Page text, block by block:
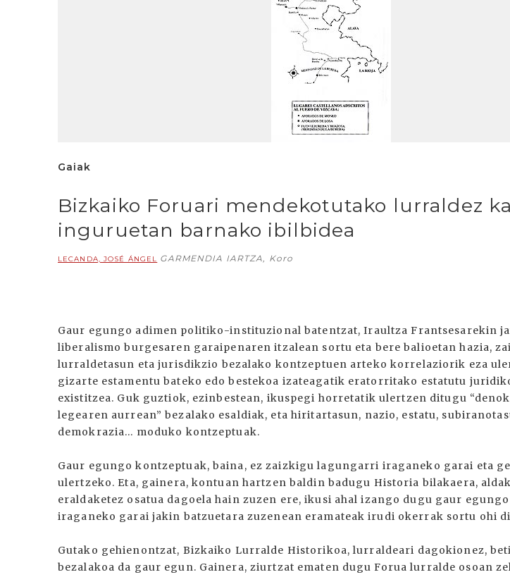
Gaiak
Bizkaiko Foruari mendekotutako lurraldez
inguruetan barnako ibilbidea
LECANDA, JOSÉ ÁNGEL GARMENDIA IARTZA, Koro
Gaur egungo adimen politiko-instituzional batentzat, Iraultza Frantsesarekin
liberalismo burgesaren garaipenaren itzalean sortu eta bere balioetan hazia,
lurraldetasun eta jurisdikzio bezalako kontzeptuen arteko korrelaziorik eza
gizarte estamentu bateko edo bestekoa izateagatik eratorritako estatutu
existitzea. Guk guztiok, ezinbestean, ikuspegi horretatik ulertzen ditugu
legearen aurrean” bezalako esaldiak, eta hiritartasun, nazio, estatu,
demokrazia... moduko kontzeptuak.
Gaur egungo kontzeptuak, baina, ez zaizkigu lagungarri iraganeko garai eta
ulertzeko. Eta, gainera, kontuan hartzen baldin badugu Historia bilakaera,
eraldaketez osatua dagoela hain zuzen ere, ikusi ahal izango dugu gaur
iraganeko garai jakin batzuetara zuzenean eramateak irudi okerrak sortu ohi
Gutako gehienontzat, Bizkaiko Lurralde Historikoa, lurraldeari dagokionez,
bezalakoa da gaur egun. Gainera, ziurtzat ematen dugu Forua lurralde osoan